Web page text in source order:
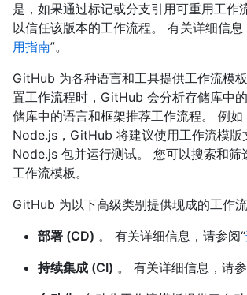
是，如果通过标记或分支引用可重用工作
以信任该版本的工作流程。 有关详细信息
用指南”。
GitHub 为各种语言和工具提供工作流模
置工作流程时，GitHub 会分析存储库中
储库中的语言和框架推荐工作流程。 例如
Node.js，GitHub 将建议使用工作流模版
Node.js 包并运行测试。 您可以搜索和筛
工作流模板。
GitHub 为以下高级类别提供现成的工作流
部署 (CD) 。 有关详细信息，请参阅“
持续集成 (CI) 。 有关详细信息，请